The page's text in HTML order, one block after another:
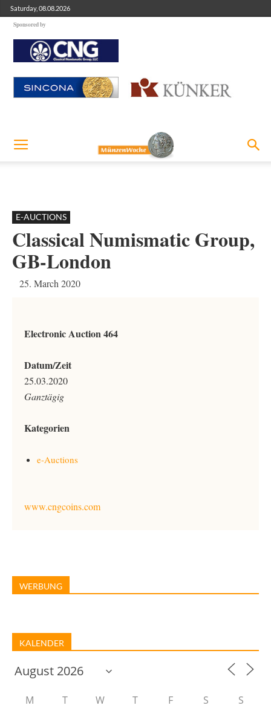
Saturday, 08.08.2026
Sponsored by
E-AUCTIONS
Classical Numismatic Group,
GB-London
25. March 2020
Electronic Auction 464
Datum/Zeit
25.03.2020
Ganztägig
Kategorien
e-Auctions
www.cngcoins.com
WERBUNG
KALENDER
M T W T F S S